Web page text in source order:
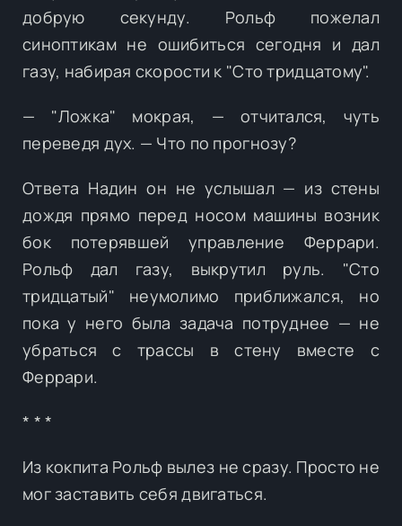
добрую секунду. Рольф пожелал
синоптикам не ошибиться сегодня и дал
газу, набирая скорости к "Сто тридцатому".
— "Ложка" мокрая, — отчитался, чуть
переведя дух. — Что по прогнозу?
Ответа Надин он не услышал — из стены
дождя прямо перед носом машины возник
бок потерявшей управление Феррари.
Рольф дал газу, выкрутил руль. "Сто
тридцатый" неумолимо приближался, но
пока у него была задача потруднее — не
убраться с трассы в стену вместе с
Феррари.
* * *
Из кокпита Рольф вылез не сразу. Просто не
мог заставить себя двигаться.